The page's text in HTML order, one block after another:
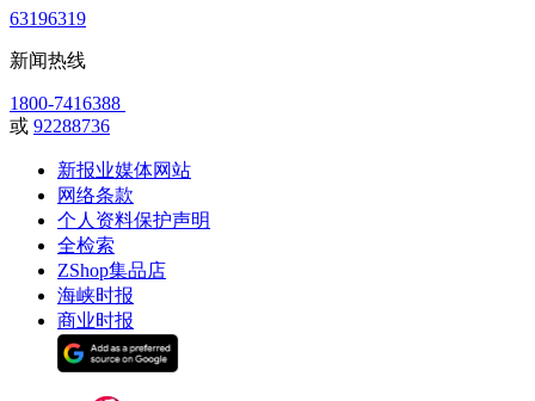
63196319
新闻热线
1800-7416388
或 92288736
新报业媒体网站
网络条款
个人资料保护声明
全检索
ZShop集品店
海峡时报
商业时报